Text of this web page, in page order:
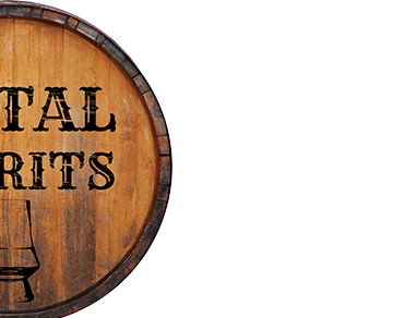
stock. Despachamos a todo Chile.
|
Peat's Beast Cask
(52,1%vol. 700ml)
Quantity